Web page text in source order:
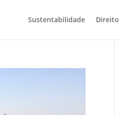
Sustentabilidade Direito